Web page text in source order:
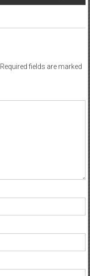
Required fields are marked